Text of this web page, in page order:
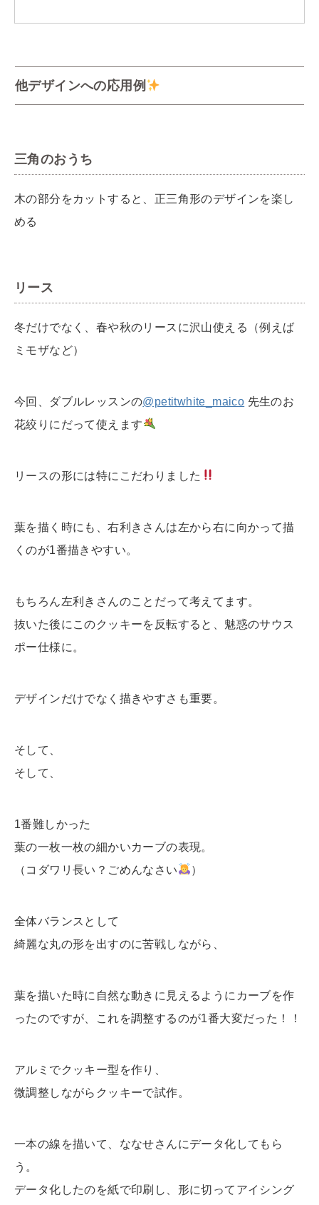
他デザインへの応用例
三角のおうち
木の部分をカットすると、正三角形のデザインを楽し
める
リース
冬だけでなく、春や秋のリースに沢山使える（例えば
ミモザなど）
今回、ダブルレッスンの@petitwhite_maico 先生のお
花絞りにだって使えます
リースの形には特にこだわりました
葉を描く時にも、右利きさんは左から右に向かって描
くのが1番描きやすい。
もちろん左利きさんのことだって考えてます。
抜いた後にこのクッキーを反転すると、 魅惑のサウス
ポー仕様に。
デザインだけでなく描きやすさも重要。
そして、
そして、
1番難しかった
葉の一枚一枚の細かいカーブの表現。
（コダワリ長い？ごめんなさい
）
全体バランスとして
綺麗な丸の形を出すのに苦戦しながら、
葉を描いた時に自然な動きに見えるようにカーブを作
ったのですが、
これを調整するのが1番大変だった！！
アルミでクッキー型を作り、
微調整しながらクッキーで試作。
一本の線を描いて、ななせさんにデータ化してもら
う。
データ化したのを紙で印刷し、形に切ってアイシング